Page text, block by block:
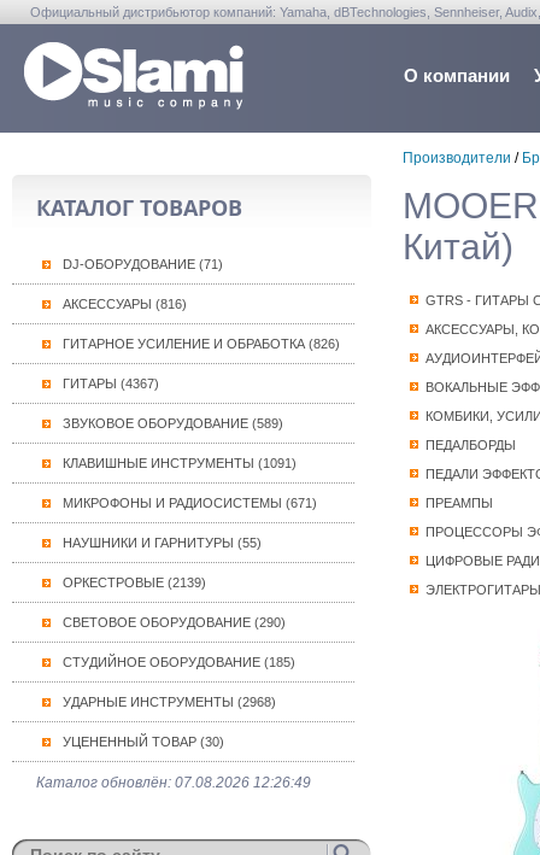
Официальный дистрибьютор компаний: Yamaha, dBTechnologies, Sennheiser,
О компании
КАТАЛОГ ТОВАРОВ
DJ-ОБОРУДОВАНИЕ (71)
АКСЕССУАРЫ (816)
ГИТАРНОЕ УСИЛЕНИЕ И ОБРАБОТКА (826)
ГИТАРЫ (4367)
ЗВУКОВОЕ ОБОРУДОВАНИЕ (589)
КЛАВИШНЫЕ ИНСТРУМЕНТЫ (1091)
МИКРОФОНЫ И РАДИОСИСТЕМЫ (671)
НАУШНИКИ И ГАРНИТУРЫ (55)
ОРКЕСТРОВЫЕ (2139)
СВЕТОВОЕ ОБОРУДОВАНИЕ (290)
СТУДИЙНОЕ ОБОРУДОВАНИЕ (185)
УДАРНЫЕ ИНСТРУМЕНТЫ (2968)
УЦЕНЕННЫЙ ТОВАР (30)
Каталог обновлён: 07.08.2026 12:26:49
Производители /
Китай)
GTRS -
АКСЕССУАРЫ,
ВОКАЛЬНЫЕ
КОМБИКИ,
ПЕДАЛБОРДЫ
ПЕДАЛИ
ПРЕАМПЫ
ПРОЦЕССОРЫ
ЦИФРОВЫЕ
ЭЛЕКТРОГИТАРЫ